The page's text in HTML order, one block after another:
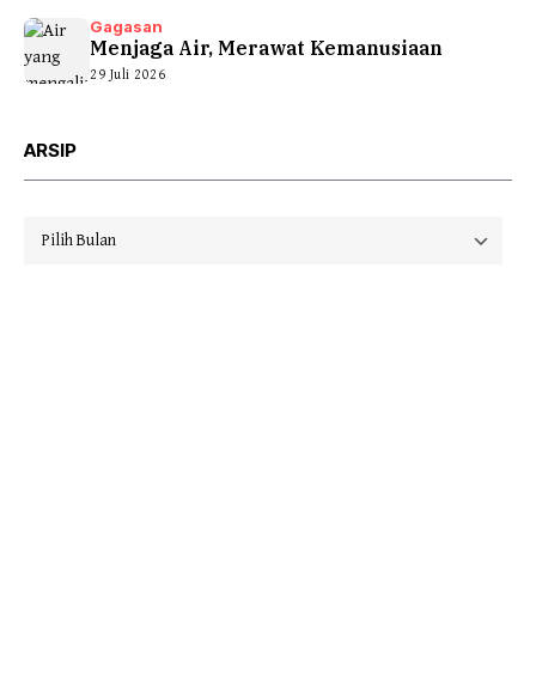
Gagasan
Menjaga Air, Merawat Kemanusiaan
29 Juli 2026
ARSIP
Arsip